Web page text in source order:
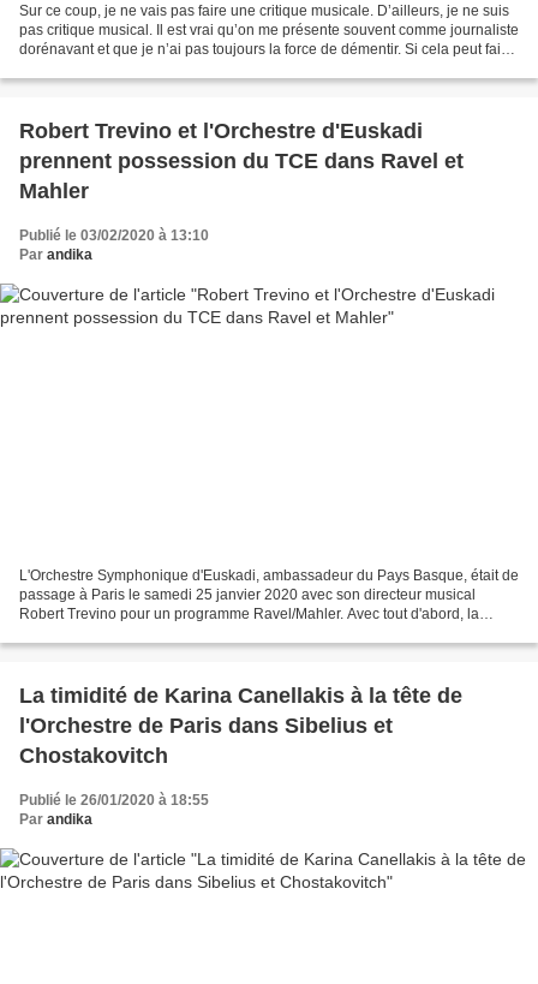
Sur ce coup, je ne vais pas faire une critique musicale. D’ailleurs, je ne suis
pas critique musical. Il est vrai qu’on me présente souvent comme journaliste
dorénavant et que je n’ai pas toujours la force de démentir. Si cela peut faire
Robert Trevino et l'Orchestre d'Euskadi
prennent possession du TCE dans Ravel et
Mahler
Publié le 03/02/2020 à 13:10
Par andika
L'Orchestre Symphonique d'Euskadi, ambassadeur du Pays Basque, était de
passage à Paris le samedi 25 janvier 2020 avec son directeur musical
Robert Trevino pour un programme Ravel/Mahler. Avec tout d'abord, la
La timidité de Karina Canellakis à la tête de
l'Orchestre de Paris dans Sibelius et
Chostakovitch
Publié le 26/01/2020 à 18:55
Par andika